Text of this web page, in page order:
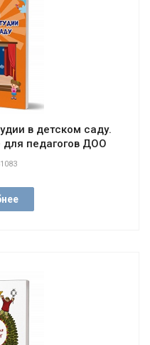
в детском саду.
педагогов ДОО